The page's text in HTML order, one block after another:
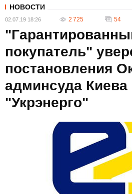
НОВОСТИ
02.07.19 18:26 2 725 54
покупатель"
постановления
админсуда
"Укрэнерго"